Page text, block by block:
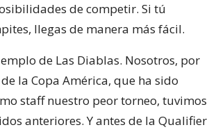
de competir. Si tú
llegas de manera más fácil.
de Las Diablas. Nosotros, por
la Copa América, que ha sido
staff nuestro peor torneo, tuvimos
anteriores. Y antes de la Qualifier